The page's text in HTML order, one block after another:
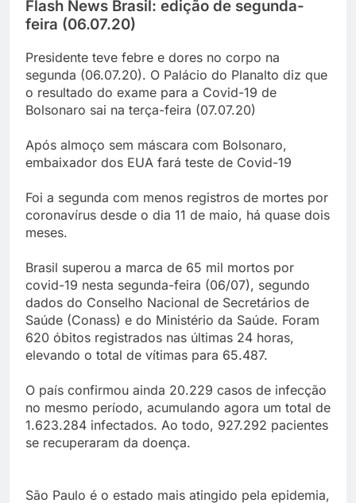
Flash News Brasil: edição de segunda-
feira (06.07.20)
Presidente teve febre e dores no corpo na
segunda (06.07.20). O Palácio do Planalto diz que
o resultado do exame para a Covid-19 de
Bolsonaro sai na terça-feira (07.07.20)
Após almoço sem máscara com Bolsonaro,
embaixador dos EUA fará teste de Covid-19
Foi a segunda com menos registros de mortes por
coronavírus desde o dia 11 de maio, há quase dois
meses.
Brasil superou a marca de 65 mil mortos por
covid-19 nesta segunda-feira (06/07), segundo
dados do Conselho Nacional de Secretários de
Saúde (Conass) e do Ministério da Saúde. Foram
620 óbitos registrados nas últimas 24 horas,
elevando o total de vítimas para 65.487.
O país confirmou ainda 20.229 casos de infecção
no mesmo período, acumulando agora um total de
1.623.284 infectados. Ao todo, 927.292 pacientes
se recuperaram da doença.
São Paulo é o estado mais atingido pela epidemia,